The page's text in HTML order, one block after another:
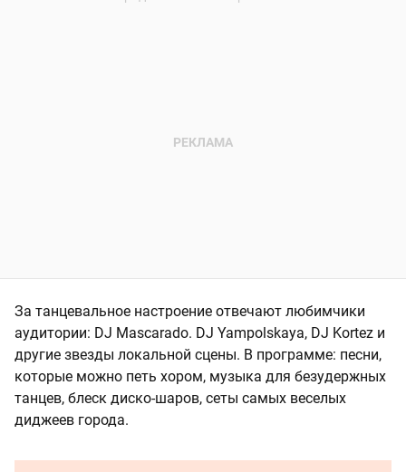
За танцевальное настроение отвечают любимчики
аудитории: DJ Mascarado. DJ Yampolskaya, DJ Kortez и
другие звезды локальной сцены. В программе: песни,
которые можно петь хором, музыка для безудержных
танцев, блеск диско-шаров, сеты самых веселых
диджеев города.